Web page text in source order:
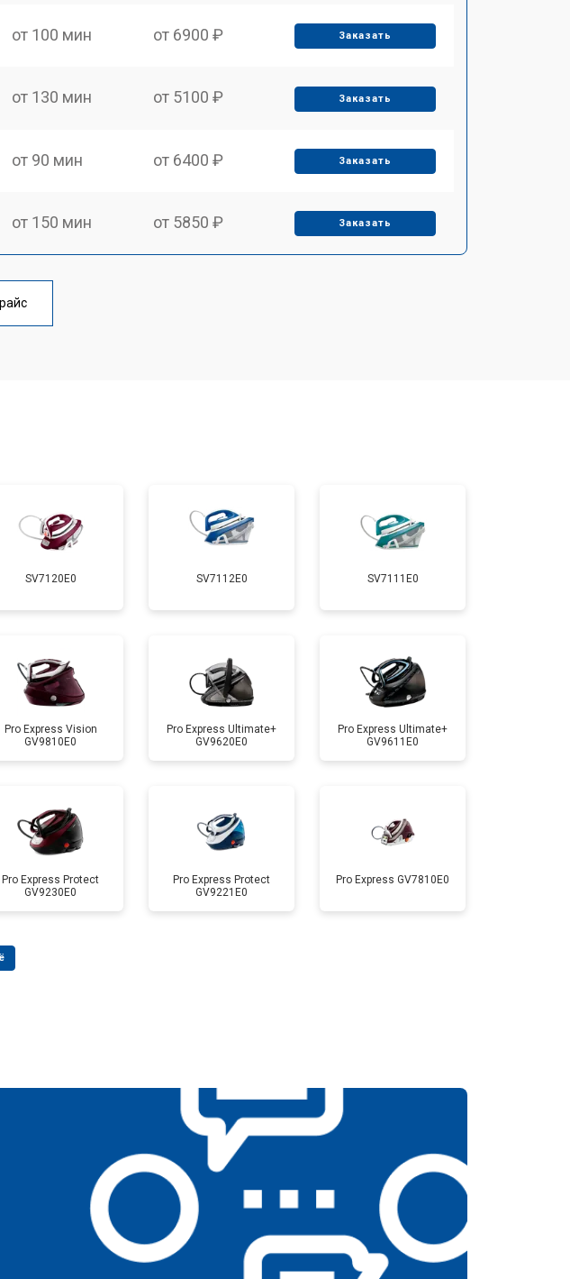
от 100 мин от 6900 ₽ Заказать
от 130 мин от 5100 ₽ Заказать
от 90 мин от 6400 ₽ Заказать
от 150 мин от 5850 ₽ Заказать
от 70 мин
от 90 мин от 5700 ₽ Заказать
от 120 мин от 4700 ₽ Заказать
от 90 мин от 5850 ₽ Заказать
SV7120E0 SV7112E0 SV7111E0
Pro Express Vision
GV9810E0
Pro Express Ultimate+
GV9620E0
Pro Express Ultimate+
GV9611E0
Pro Express Protect
GV9230E0
Pro Express Protect
GV9221E0
Pro Express GV7810E0